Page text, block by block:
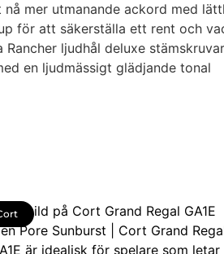
mer utmanande ackord med
för att säkerställa ett rent och
ljudhål deluxe
en ljudmässigt glädjande tonal